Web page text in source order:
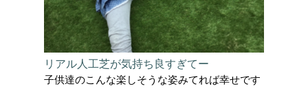
リアル人工芝が気持ち良すぎてー
子供達のこんな楽しそうな姿みてれば幸せです